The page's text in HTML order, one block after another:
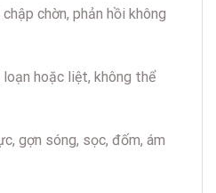
chờn, phản hồi không
hoặc liệt, không thể
gợn sóng, sọc, đốm, ám